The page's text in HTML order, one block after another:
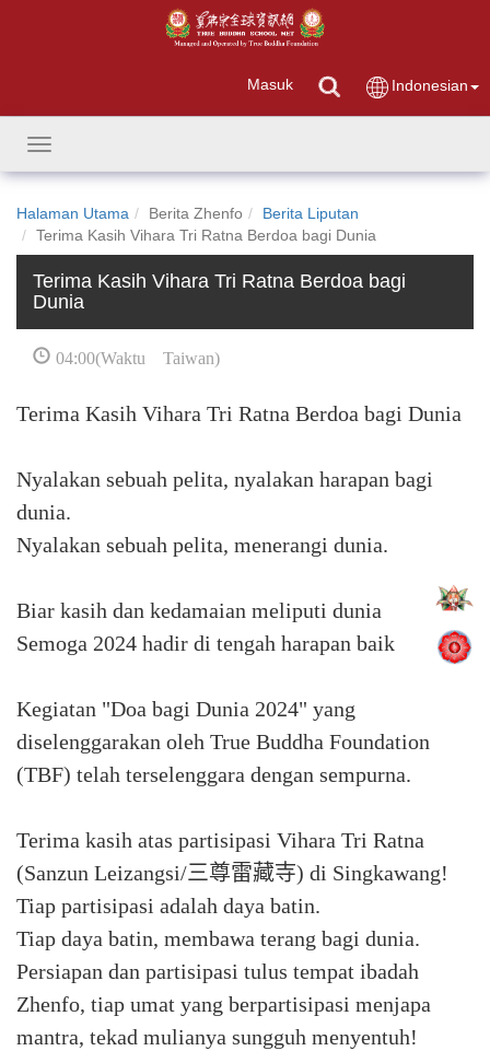
Masuk Indonesian
Toggle
navigation
Halaman Utama Berita Zhenfo
Berita Liputan
Terima Kasih Vihara Tri Ratna Berdoa bagi Dunia
Terima Kasih Vihara Tri Ratna Berdoa bagi
Dunia
04:00(Waktu Taiwan)
Terima Kasih Vihara Tri Ratna Berdoa bagi Dunia
Nyalakan sebuah pelita, nyalakan harapan bagi
dunia.
Nyalakan sebuah pelita, menerangi dunia.
Biar kasih dan kedamaian meliputi dunia
Semoga 2024 hadir di tengah harapan baik
Kegiatan "Doa bagi Dunia 2024" yang
diselenggarakan oleh True Buddha Foundation
(TBF) telah terselenggara dengan sempurna.
Terima kasih atas partisipasi Vihara Tri Ratna
(Sanzun Leizangsi/三尊雷藏寺) di Singkawang!
Tiap partisipasi adalah daya batin.
Tiap daya batin, membawa terang bagi dunia.
Persiapan dan partisipasi tulus tempat ibadah
Zhenfo, tiap umat yang berpartisipasi menjapa
mantra, tekad mulianya sungguh menyentuh!